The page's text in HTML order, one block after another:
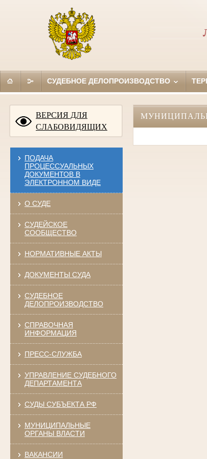
СУДЕБНОЕ ДЕЛОПРОИЗВОДСТВО
ВЕРСИЯ ДЛЯ
СЛАБОВИДЯЩИХ
ПОДАЧА
ПРОЦЕССУАЛЬНЫХ
ДОКУМЕНТОВ В
ЭЛЕКТРОННОМ ВИДЕ
О СУДЕ
СУДЕЙСКОЕ
СООБЩЕСТВО
НОРМАТИВНЫЕ АКТЫ
ДОКУМЕНТЫ СУДА
СУДЕБНОЕ
ДЕЛОПРОИЗВОДСТВО
СПРАВОЧНАЯ
ИНФОРМАЦИЯ
ПРЕСС-СЛУЖБА
УПРАВЛЕНИЕ СУДЕБНОГО
ДЕПАРТАМЕНТА
СУДЫ СУБЪЕКТА РФ
МУНИЦИПАЛЬНЫЕ
ОРГАНЫ ВЛАСТИ
ВАКАНСИИ